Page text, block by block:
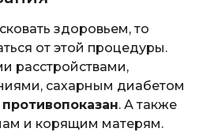
здоровьем, то
от этой процедуры.
расстройствами,
сахарным диабетом
. А также
и корящим матерям.